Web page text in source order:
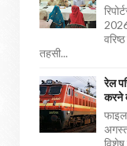
तहसी...
रेल
करने